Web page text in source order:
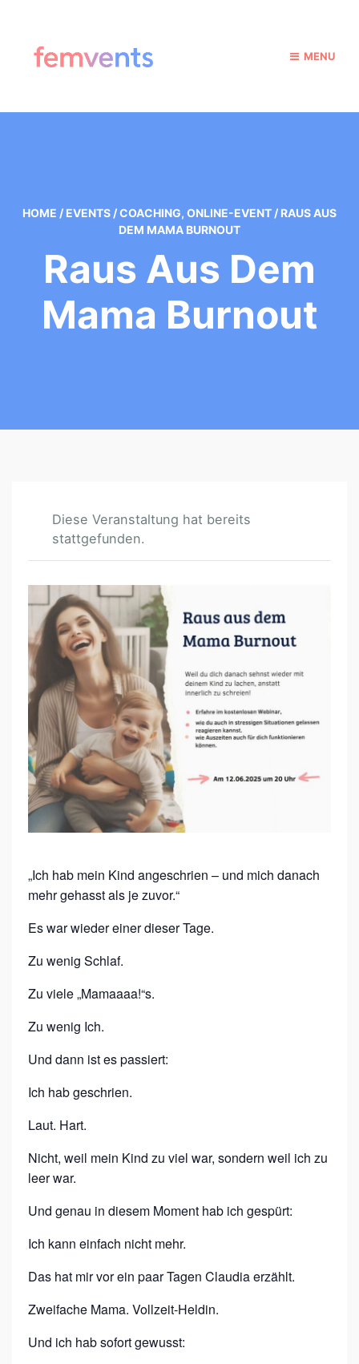
MENU
HOME / EVENTS /COACHING, ONLINE-EVENT / RAUS AUS
DEM MAMA BURNOUT
Raus Aus Dem
Mama Burnout
Diese Veranstaltung hat bereits
stattgefunden.
R
A
U
S
A
U
S
D
E
M
M
M
B
U
R
N
O
U
„Ich hab mein Kind angeschrien – und mich danach
mehr gehasst als je zuvor.“
Es war wieder einer dieser Tage.
Zu wenig Schlaf.
Zu viele „Mamaaaa!“s.
Zu wenig Ich.
Und dann ist es passiert:
Ich hab geschrien.
Laut. Hart.
Nicht, weil mein Kind zu viel war, sondern weil ich zu
leer war.
Und genau in diesem Moment hab ich gespürt:
Ich kann einfach nicht mehr.
Das hat mir vor ein paar Tagen Claudia erzählt.
Zweifache Mama. Vollzeit-Heldin.
Und ich hab sofort gewusst: